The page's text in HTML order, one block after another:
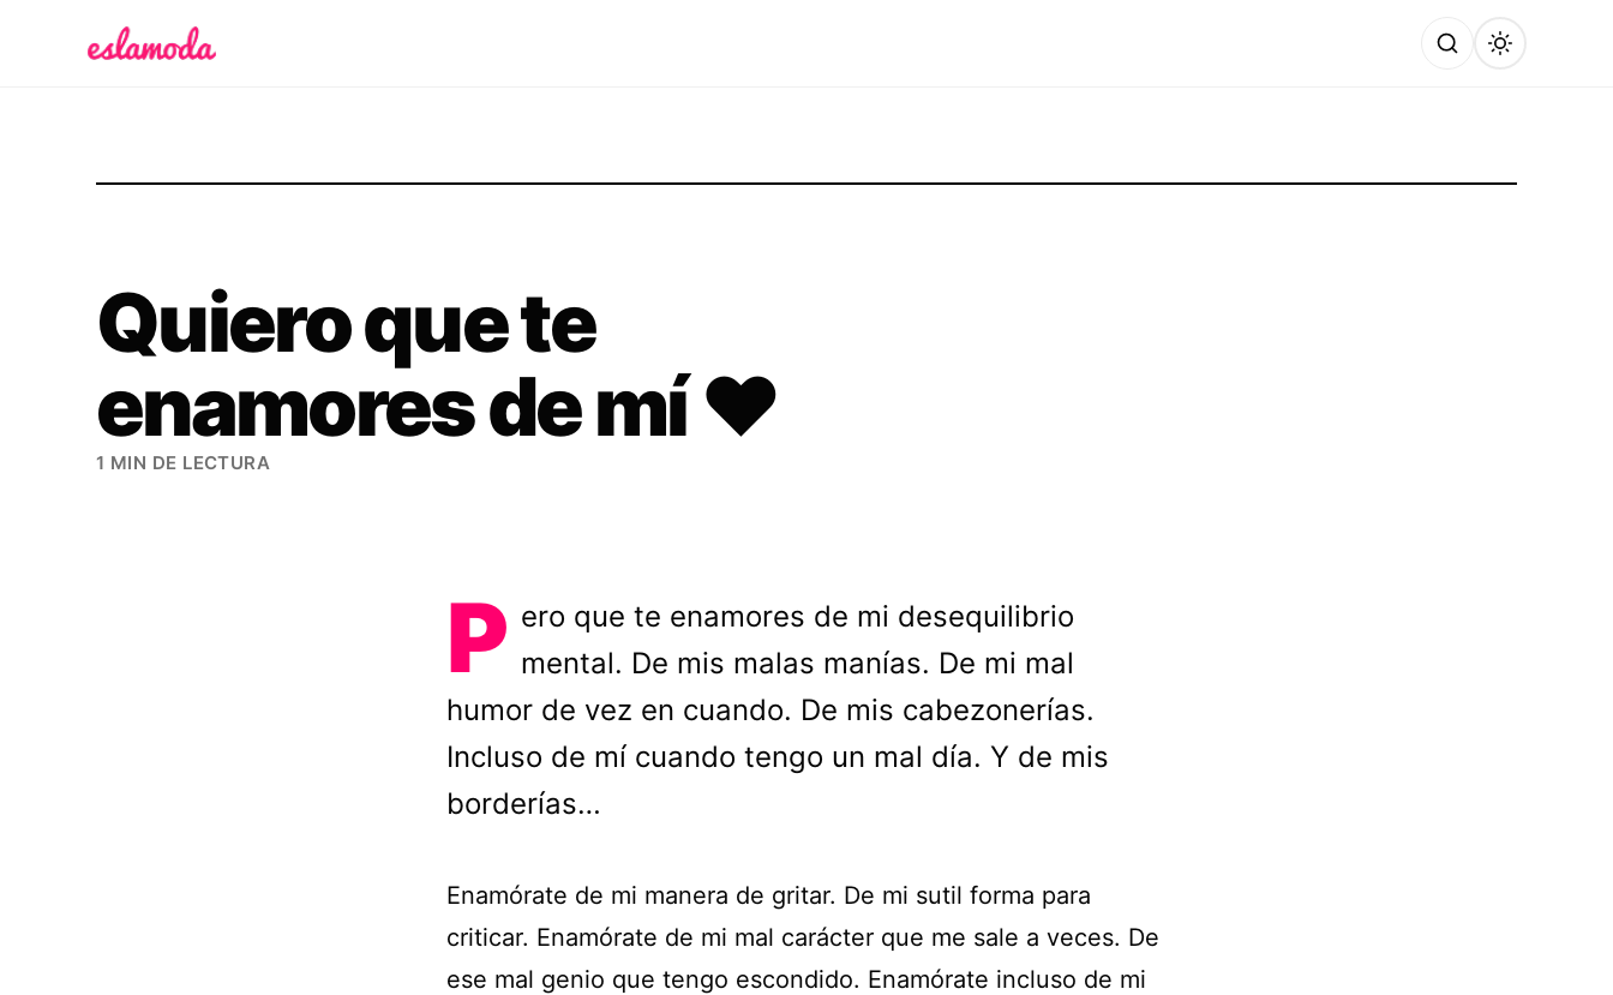
Quiero que te
enamores de mí ♥
1 MIN DE LECTURA
P ero que te enamores de mi desequilibrio
mental. De mis malas manías. De mi mal
humor de vez en cuando. De mis cabezonerías.
Incluso de mí cuando tengo un mal día. Y de mis
borderías…
Enamórate de mi manera de gritar. De mi sutil forma para
criticar. Enamórate de mi mal carácter que me sale a veces. De
ese mal genio que tengo escondido. Enamórate incluso de mi